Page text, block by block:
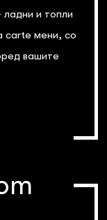
и топли
carte мени, со
вашите